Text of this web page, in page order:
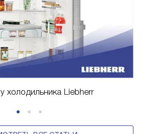
холодильника Liebherr